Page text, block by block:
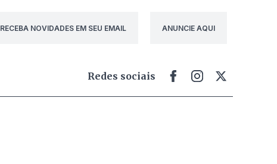
RECEBA NOVIDADES EM SEU EMAIL ANUNCIE AQUI
Redes sociais